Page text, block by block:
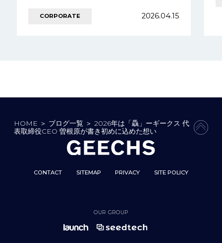
（金………の続きを見る
CORPORATE 2026.04.15
HOME ＞ ブログ一覧＞ 2026年は「驫」ーギークス 代
表取締役CEO 曽根原が書き初めに込めた想い
CONTACT SITEMAP PRIVACY SITE POLICY
OUR GROUP